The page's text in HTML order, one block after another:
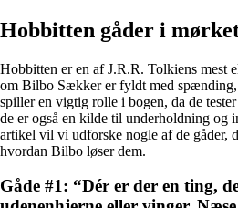
Hobbitten gåder i
Hobbitten er en af J.R.R. Tolkiens mest
om Bilbo Sækker er fyldt med spænding,
spiller en vigtig rolle i bogen, da de
de er også en kilde til underholdning og
artikel vil vi udforske nogle af de gåder,
hvordan Bilbo løser dem.
Gåde #1: “Dér er der en ting,